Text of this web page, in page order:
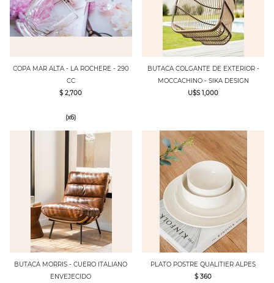
COPA MAR ALTA - LA ROCHERE - 290
CC
$ 2,700
(x6)
BUTACA COLGANTE DE EXTERIOR -
MOCCACHINO - SIKA DESIGN
U$S 1,000
BUTACA MORRIS - CUERO ITALIANO
ENVEJECIDO
PLATO POSTRE QUALITIER ALPES
$ 360